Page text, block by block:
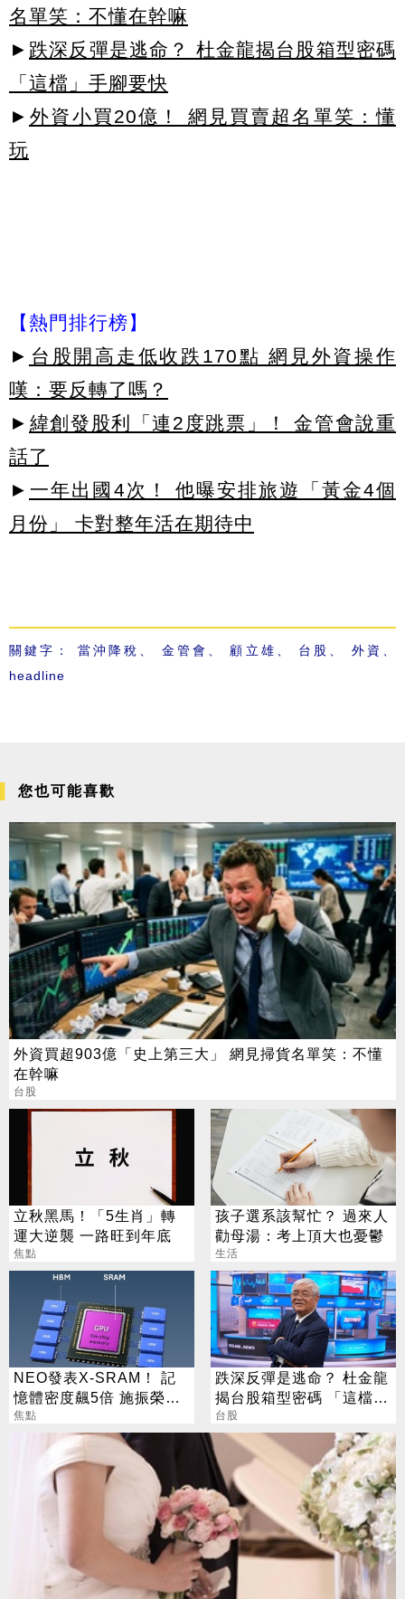
名單笑：不懂在幹嘛
► 跌深反彈是逃命？ 杜金龍揭台股箱型密碼
「這檔」手腳要快
► 外資小買20億！ 網見買賣超名單笑：懂
玩
【熱門排行榜】
► 台股開高走低收跌170點 網見外資操作
嘆：要反轉了嗎？
► 緯創發股利「連2度跳票」！ 金管會說重
話了
► 一年出國4次！ 他曝安排旅遊「黃金4個
月份」 卡對整年活在期待中
關鍵字： 當沖降稅 、 金管會 、 顧立雄 、 台股 、 外資 、
headline
您也可能喜歡
外資買超903億「史上第三大」 網見掃貨名單笑：不懂
在幹嘛
台股
立秋黑馬！「5生肖」轉
運大逆襲 一路旺到年底
焦點
孩子選系該幫忙？ 過來人
勸母湯：考上頂大也憂鬱
生活
NEO發表X-SRAM！ 記
憶體密度飆5倍 施振榮：
半導體迎新革命
焦點
跌深反彈是逃命？ 杜金龍
揭台股箱型密碼 「這檔」
手腳要快
台股